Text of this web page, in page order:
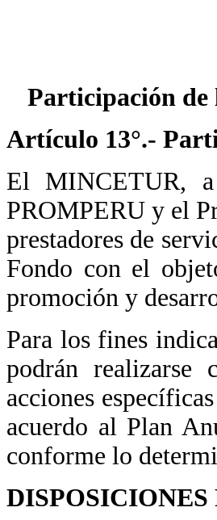
Participación de
Artículo 13°.-
El MINCETUR,
PROMPERU y el
prestadores de
Fondo con el
promoción y
Para los fines
podrán realizarse
acciones
acuerdo al Plan
conforme lo